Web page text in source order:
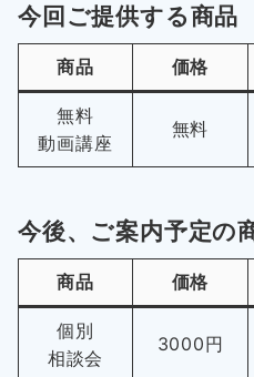
今回ご提供する商品
商品 価格
無料
動画講座
無料
今後、ご案内予定の
商品 価格
個別
相談会
3000円